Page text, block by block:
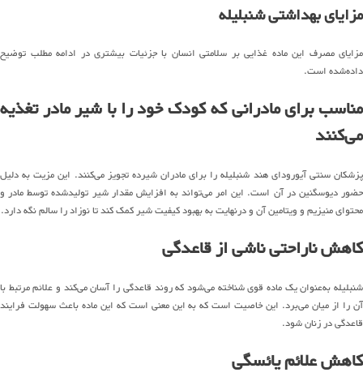
مزایای بهداشتی شنبلیله
مزایای مصرف این ماده غذایی بر سلامتی انسان با جزئیات بیشتری در ادامه مطلب توضیح
داده‌شده است.
مناسب برای مادرانی که کودک خود را با شیر مادر تغذیه
می‌کنند
پزشکان سنتی آیورودای هند شنبلیله را برای مادران شیرده تجویز می‌کنند. این مزیت به دلیل
حضور دیوسگنین در آن است. این امر می‌تواند به افزایش مقدار شیر تولیدشده توسط مادر و
محتوای منیزیم و ویتامین آن و درنهایت به بهبود کیفیت شیر کمک کند تا نوزاد را سالم نگه دارد.
کاهش ناراحتی ناشی از قاعدگی
شنبلیله به‌عنوان یک ماده قوی شناخته می‌شود که روند قاعدگی را آسان می‌کند و علائم مرتبط با
آن را از میان می‌برد. این خاصیت است که به این معنی است که این ماده باعث سهولت فرایند
قاعدگی در زنان شود.
کاهش علائم یائسگی